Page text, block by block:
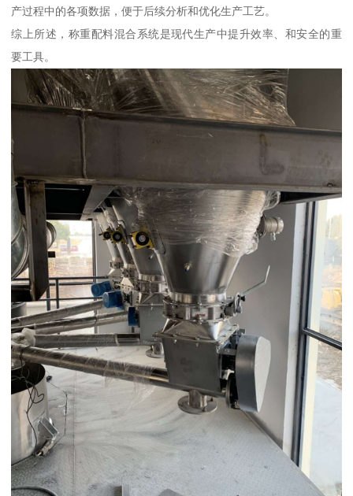
产过程中的各项数据，便于后续分析和优化生产工艺。
综上所述，称重配料混合系统是现代生产中提升效率、和安全的重
要工具。